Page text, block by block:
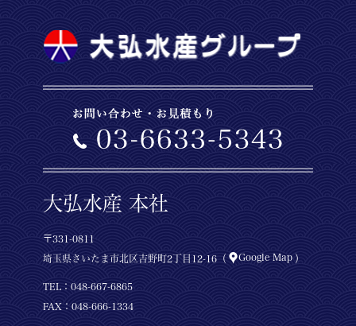
大弘水産 本社
〒331-0811
埼玉県さいたま市北区吉野町2丁目12-16（ Google Map ）
TEL： 048-667-6865
FAX：048-666-1334